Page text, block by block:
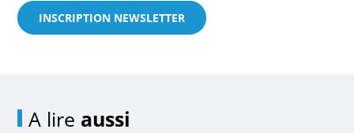
INSCRIPTION NEWSLETTER
A lire aussi